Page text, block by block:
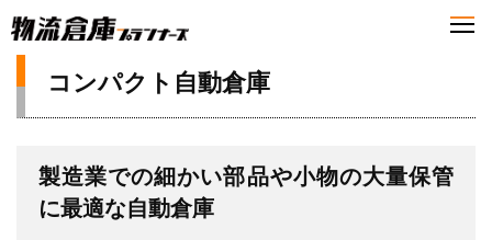
コンパクト自動倉庫
製造業での細かい部品や小物の大量保管
に最適な自動倉庫